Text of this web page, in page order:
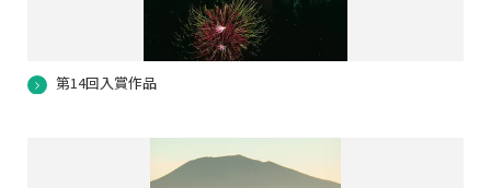
第14回入賞作品